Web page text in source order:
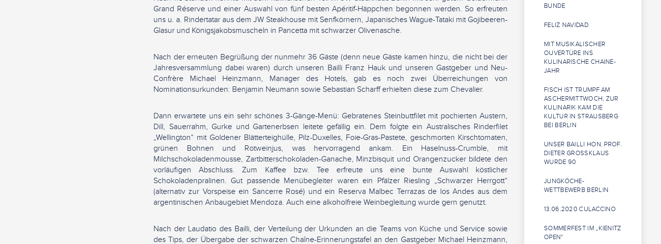
Grand Réserve und einer Auswahl von fünf besten Apéritif-Häppchen begonnen werden. So erfreuten
uns u. a. Rindertatar aus dem JW Steakhouse mit Senfkörnern, Japanisches Wague-Tataki mit Gojibeeren-
Glasur und Königsjakobsmuscheln in Pancetta mit schwarzer Olivenasche.
Nach der erneuten Begrüßung der nunmehr 36 Gäste (denn neue Gäste kamen hinzu, die nicht bei der
Jahresversammlung dabei waren) durch unseren Bailli Franz Hauk und unseren Gastgeber und Neu-
Confrère Michael Heinzmann, Manager des Hotels, gab es noch zwei Überreichungen von
Nominationsurkunden: Benjamin Neumann sowie Sebastian Scharff erhielten diese zum Chevalier.
Dann erwartete uns ein sehr schönes 3-Gänge-Menü: Gebratenes Steinbuttfilet mit pochierten Austern,
Dill, Sauerrahm, Gurke und Gartenerbsen leitete gefällig ein. Dem folgte ein Australisches Rinderfilet
„Wellington“ mit Goldener Blätterteighülle, Pilz-Duxelles, Foie-Gras-Pastete, geschmorten Kirschtomaten,
grünen Bohnen und Rotweinjus, was hervorragend ankam. Ein Haselnuss-Crumble, mit
Milchschokoladenmousse, Zartbitterschokoladen-Ganache, Minzbisquit und Orangenzucker bildete den
vorläufigen Abschluss. Zum Kaffee bzw. Tee erfreute uns eine bunte Auswahl köstlicher
Schokoladenpralinen. Gut passende Menübegleiter waren ein Pfälzer Riesling „Schwarzer Herrgott“
(alternativ zur Vorspeise ein Sancerre Rosé) und ein Reserva Malbec Terrazas de los Andes aus dem
argentinischen Anbaugebiet Mendoza. Auch eine alkoholfreie Weinbegleitung wurde gern genutzt.
Nach der Laudatio des Bailli, der Verteilung der Urkunden an die Teams von Küche und Service sowie
des Tips, der Übergabe der schwarzen Chaîne-Erinnerungstafel an den Gastgeber Michael Heinzmann,
BUNDE
FELIZ NAVIDAD
MIT MUSIKALISCHER
OUVERTÜRE INS
KULINARISCHE CHAINE-
JAHR
FISCH IST TRUMPF AM
ASCHERMITTWOCH, ZUR
KULINARIK KAM DIE
KULTUR IN STRAUSBERG
BEI BERLIN
UNSER BAILLI HON. PROF.
DIETER GROSSKLAUS W
URDE 90
JUNGKÖCHE-
WETTBEWERB BERLIN
13.06.2020 CULACCINO
SOMMERFEST IM „KIENITZ
OPEN“